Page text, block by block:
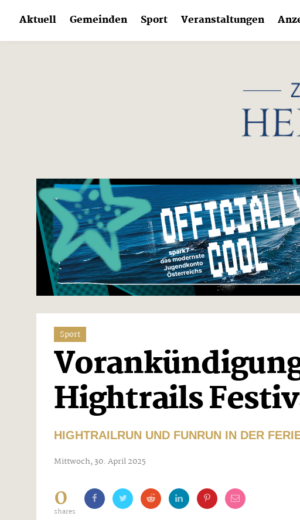
content
Aktuell Gemeinden Sport Veranstaltungen
Sport
Hightrails
HIGHTRAILRUN UND FUNRUN IN DER
Mittwoch, 30. April 2025
0
shares